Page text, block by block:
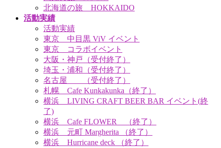
北海道の旅 HOKKAIDO
活動実績
活動実績
東京 中目黒 ViV イベント
東京 コラボイベント
大阪・神戸（受付終了）
埼玉・浦和（受付終了）
名古屋 （受付終了）
札幌 Cafe Kunkakunka（終了）
横浜 LIVING CRAFT BEER BAR イベント(終
了)
横浜 Cafe FLOWER （終了）
横浜 元町 Margherita （終了）
横浜 Hurricane deck （終了）